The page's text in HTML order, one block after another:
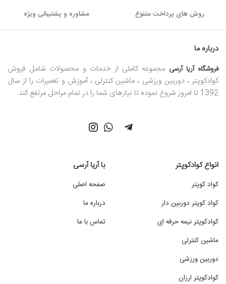
روش های پرداخت متنوع مشاوره و پشتیبانی ویژه
درباره ما
فروشگاه آریا آرسی مجموعه کاملی از خدمات و محصولات شامل فروش
کوادکوپتر ، دوربین ورزشی ، ماشین کنترلی ، آموزش و تعمیرات را از سال
1392 تا امروز شروع نموده تا نیازهای شما را در تمام مراحل مرتفع کند.
انواع کوادکوپتر
کواد کوپتر
کواد کوپتر دوربین دار
کوادکوپتر نیمه حرفه ای
ماشین کنترلی
دوربین ورزشی
کوادکوپتر ارزان
با آریا آرسی
صفحه اصلی
درباره ما
تماس با ما